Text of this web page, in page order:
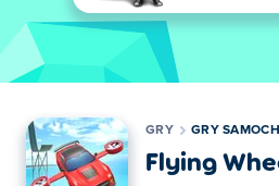
GRY GRY
Flying